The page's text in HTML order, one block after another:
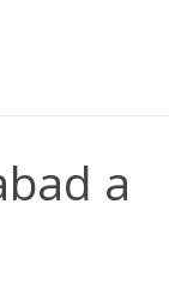
a